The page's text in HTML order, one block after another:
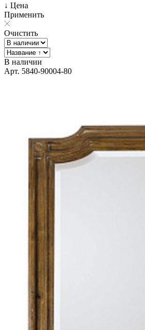
↓ Цена
Применить
Очистить
В наличии
Арт. 5840-90004-80